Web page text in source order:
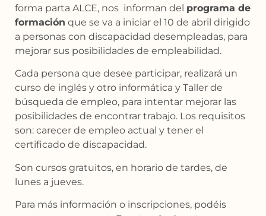
forma parta ALCE, nos informan del programa de
formación que se va a iniciar el 10 de abril dirigido
a personas con discapacidad desempleadas, para
mejorar sus posibilidades de empleabilidad.
Cada persona que desee participar, realizará un
curso de inglés y otro informática y Taller de
búsqueda de empleo, para intentar mejorar las
posibilidades de encontrar trabajo. Los requisitos
son: carecer de empleo actual y tener el
certificado de discapacidad.
Son cursos gratuitos, en horario de tardes, de
lunes a jueves.
Para más información o inscripciones, podéis